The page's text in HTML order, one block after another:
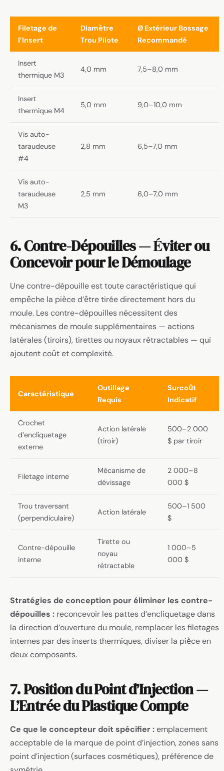
Filetage de
l’Insert
Diamètre
Trou Pilote
Ø Extérieur Bossage
Recommandé
Insert
thermique M3
4,0 mm 7,5–8,0 mm
Insert
thermique M4
5,0 mm 9,0–10,0 mm
Vis auto-
taraudeuse
#4
2,8 mm 6,5–7,0 mm
Vis auto-
taraudeuse
M3
2,5 mm 6,0–7,0 mm
6. Contre-Dépouilles — Éviter ou
Concevoir pour le Démoulage
Une contre-dépouille est toute caractéristique qui
empêche la pièce d’être tirée directement hors du
moule. Les contre-dépouilles nécessitent des
mécanismes de moule supplémentaires — actions
latérales (tiroirs), tirettes ou noyaux rétractables — qui
ajoutent coût et complexité.
Caractéristique
Outillage
Requis
Surcoût
Indicatif
Crochet
d’encliquetage
externe
Action latérale
(tiroir)
500–2 000
$ par tiroir
Filetage interne
Mécanisme de
dévissage
2 000–8
000 $
Trou traversant
(perpendiculaire)
Action latérale
500–1 500
$
Contre-dépouille
interne
Tirette ou
noyau
rétractable
1 000–5
000 $
Stratégies de conception pour éliminer les contre-
dépouilles : reconcevoir les pattes d’encliquetage dans
la direction d’ouverture du moule, remplacer les filetages
internes par des inserts thermiques, diviser la pièce en
deux composants.
7. Position du Point d’Injection —
L’Entrée du Plastique Compte
Ce que le concepteur doit spécifier :emplacement
acceptable de la marque de point d’injection, zones sans
point d’injection (surfaces cosmétiques), préférence de